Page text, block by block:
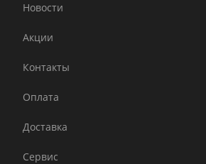
Новости
Акции
Контакты
Оплата
Доставка
Сервис